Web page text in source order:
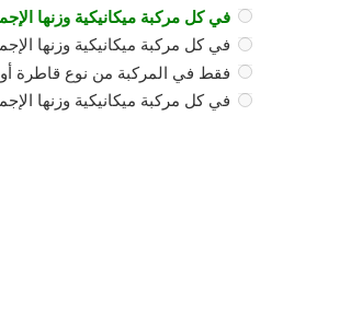
في كل مركبة ميكانيكية وزنها الإجمالي
في كل مركبة ميكانيكية وزنها الإجمالي المسموح به أكثر من
فقط في المركبة من نوع قاطرة
في كل مركبة ميكانيكية وزنها الإجمالي